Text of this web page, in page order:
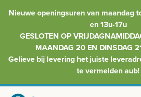
Nieuwe openingsuren van maandag
en 13u-17u
GESLOTEN OP
MAANDAG 20 EN DINSDAG
Gelieve bij levering het juiste
te vermelden aub!